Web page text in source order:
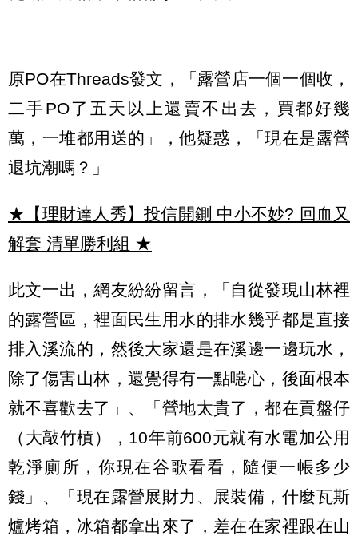
原PO在Threads發文，「露營店一個一個收，
二手PO了五天以上還賣不出去，買都好幾
萬，一堆都用送的」，他疑惑，「現在是露營
退坑潮嗎？」
★【理財達人秀】投信開鍘 中小不妙? 回血又
解套 清單勝利組 ★
此文一出，網友紛紛留言，「自從發現山林裡
的露營區，裡面民生用水的排水幾乎都是直接
排入溪流的，然後大家還是在溪邊一邊玩水，
除了傷害山林，還覺得有一點噁心，後面根本
就不喜歡去了」、「營地太貴了，都在貢盤仔
（大敲竹槓），10年前600元就有水電加公用
乾淨廁所，你現在谷歌看看，隨便一帳多少
錢」、「現在露營展財力、展裝備，什麼瓦斯
爐烤箱，冰箱都拿出來了，差在在家裡跟在山